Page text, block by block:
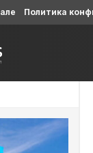
Политика